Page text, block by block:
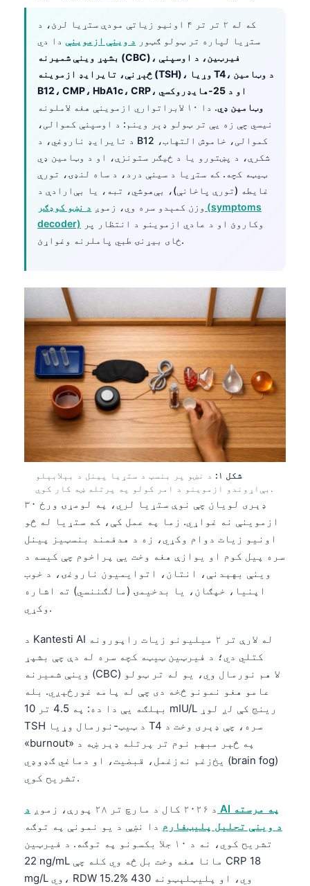
که له ۲ تر تر ۴ اونیو زیاتې مودې ستړیا لرئ، د
ستړیا لپاره تر ټولو ګټور د وینې ازموینې دا دي
بشپړ وینې شمیرنه (CBC)، فیرټین، د اوسپنې
څېړنې، تایرایډ ازموینه (TSH)، وړیا T4، د وټامین
B12، CMP، HbA1c، CRP، او د 25-هایډروکسي
وټامین ډي
. دا ۱۰ لابراتواري ازموینې هغه لاملونه
نیسي چې زه یې تر ټولو ډېر وینم: د اوسپنې کموالی،
د تایرایډ ناروغي، د B12 کموالی، خاموش التهاب،
شکرې، د پښتورو یا د ځیګر ستونزې، او د وټامین ډي
ټیټه کچه. که ستړیا د سینې درد، د ساه لنډۍ، تورې
غایطه (تورې پاخانې)، بې‌هوشي، تبه، یا بې‌ارادې د
وزن کمېدو سره وي، زموږ د نښو کوډګر (symptoms
decoder)
ځای بیړنۍ طبي پاملرنه وغواړئ.
شکل ۱:
د نښو پر بنسټ د ستړیا پینل د بېلابېلو
بې‌اړوندو ازموینو د امر کولو په پرتله ښه کار کوي.
ډېری لویان چې نوې ستړیا لري، په لومړۍ ورځ ۳۰
ازموینې نه غواړي. زما په عمل کې، که ستړیا له څو
اونیو زیات دوام وکړي، زه د هدفمند بنسټیز پینل
سره پیل کوم او یوازې هغه وخت یې پراخوم چې کیسه د
وینې بهېدنې، انتان، اتوایمیون ناروغۍ، د خوب
اپنیا، خپګان، یا بدخیمۍ (مالګننسي) ته اشاره
وکړي.
د Kantesti AI له لارې تر ۲ میلیونو زیات راپورونه
کتلي دي؛ د فیرټین ټیټه کچه سره له دې چې بشپړ
وینې شمیرنه (CBC) لا هم نورمال وي، یو له تر ټولو
عامو هغو نمونو څخه دی چې له پامه غورځېږي. بله
بېلګه یې دا ده: په 4.5 تر 10 mIU/L رینج کې لږ لوړ
TSH د ټیټ-نورمال وړیا T4 سره، چې ډېری وخت د
«burnout» په څېر مبهم نوم تر پرتله ډېر ښه د
یخ‌زغم نه‌زغمل، قبضیت، او دماغي ګډوډي (brain fog)
تشریح کوي.
د ۲۰۲۶ کال د مارچ تر ۲۸ پورې، زموږ
د AI په مرسته
د وینې تحلیل پلیټفارم دا نښې د یو نمونې په توګه
تشریح کوي، نه د ۱۰ جلا بکسونو په توګه. د فیرټین
22 ng/mL مانا هغه وخت بل څه وي کله چې CRP 18
mg/L وي، RDW 15.2% وي، او پلیټلېټونه 430